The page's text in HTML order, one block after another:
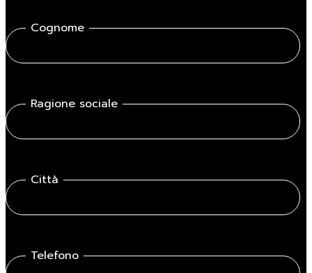
Cognome
Ragione sociale
Città
Telefono